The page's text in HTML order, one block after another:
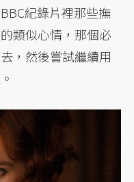
紀錄片裡那些撫
類似心情，那個必
，然後嘗試繼續用